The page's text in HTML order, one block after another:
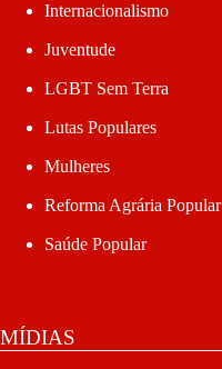
Internacionalismo
Juventude
LGBT Sem Terra
Lutas Populares
Mulheres
Reforma Agrária Popular
Saúde Popular
MÍDIAS